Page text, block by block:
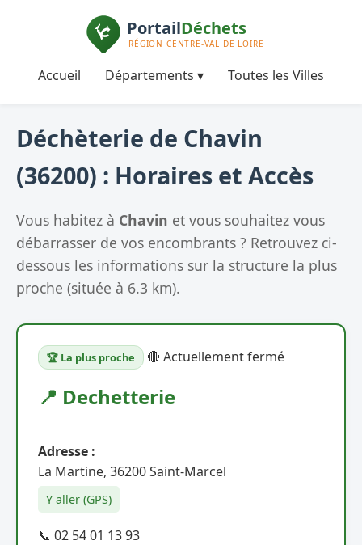
Accueil Départements ▾ Toutes les Villes
Déchèterie de Chavin
(36200) : Horaires et Accès
Vous habitez à Chavin et vous souhaitez vous
débarrasser de vos encombrants ? Retrouvez ci-
dessous les informations sur la structure la plus
proche (située à 6.3 km).
🏆 La plus proche 🔴 Actuellement fermé
📍 Dechetterie
Adresse :
La Martine, 36200 Saint-Marcel
Y aller (GPS)
📞 02 54 01 13 93